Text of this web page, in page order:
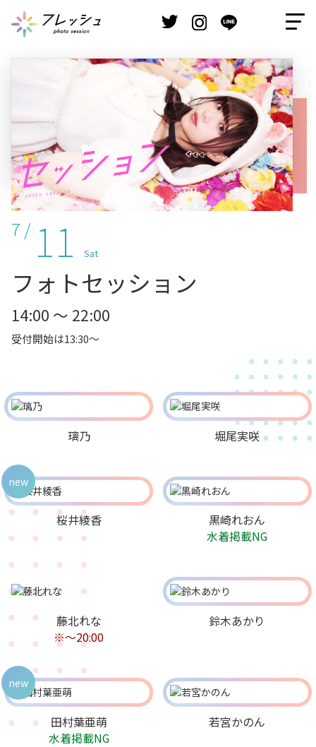
7 / 11 Sat
フォトセッション
14:00 ～ 22:00
受付開始は13:30～
璃乃 堀尾実咲
桜井綾香
new
黒崎れおん
水着掲載NG
藤北れな
※～20:00
鈴木あかり
田村葉亜萌
水着掲載NG
new
若宮かのん